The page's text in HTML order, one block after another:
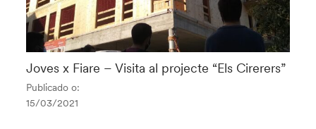
Joves x Fiare – Visita al projecte “Els Cirerers”
Publicado o:
15/03/2021